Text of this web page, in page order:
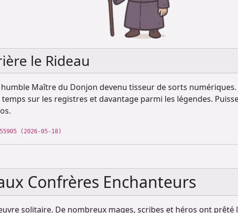
le Rideau
Maître du Donjon devenu tisseur de sorts numériques.
sur les registres et davantage parmi les légendes.
(2026-05-18)
Confrères Enchanteurs
solitaire. De nombreux mages, scribes et héros ont